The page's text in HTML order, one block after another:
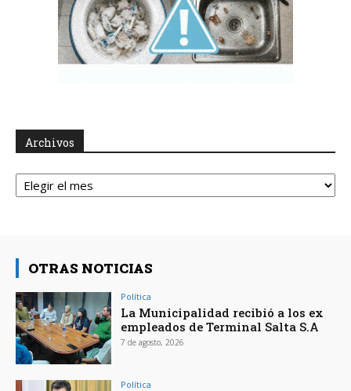
Archivos
Archivos
OTRAS NOTICIAS
Política
La Municipalidad recibió a los ex
empleados de Terminal Salta S.A
7 de agosto, 2026
Política